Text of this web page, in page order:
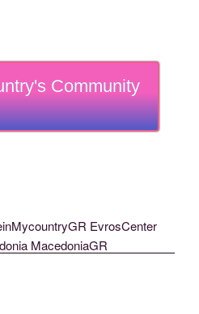
Community